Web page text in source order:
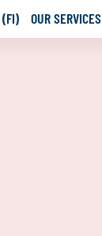
(FI) OUR SERVICES